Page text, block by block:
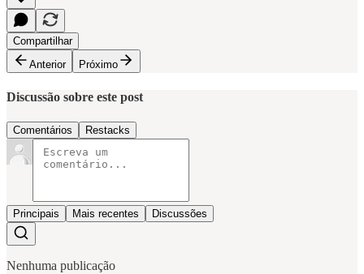
Compartilhar
Anterior
Próximo
Discussão sobre este post
Comentários Restacks
Principais Mais recentes Discussões
Nenhuma publicação